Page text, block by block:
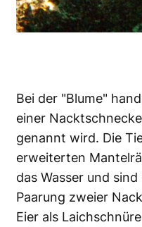
Bei der "Blume"
einer
genannt wird. Die
erweiterten
das Wasser und
Paarung zweier
Eier als